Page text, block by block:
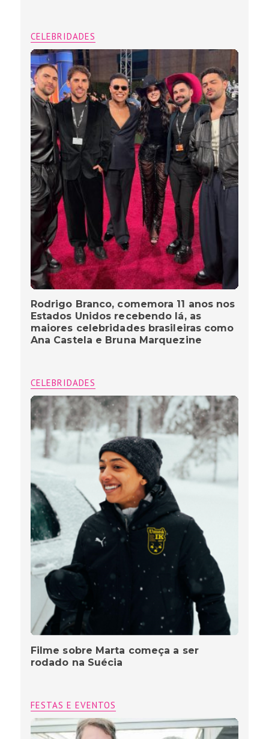
CELEBRIDADES
Rodrigo Branco, comemora 11 anos nos
Estados Unidos recebendo lá, as
maiores celebridades brasileiras como
Ana Castela e Bruna Marquezine
CELEBRIDADES
Filme sobre Marta começa a ser
rodado na Suécia
FESTAS E EVENTOS